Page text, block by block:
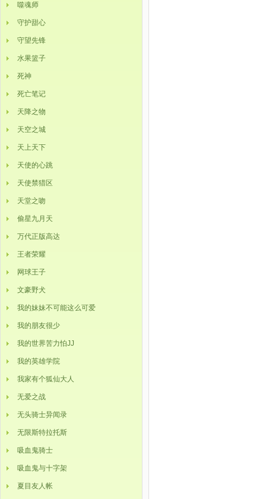
噬魂师
守护甜心
守望先锋
水果篮子
死神
死亡笔记
天降之物
天空之城
天上天下
天使的心跳
天使禁猎区
天堂之吻
偷星九月天
万代正版高达
王者荣耀
网球王子
文豪野犬
我的妹妹不可能这么可爱
我的朋友很少
我的世界苦力怕JJ
我的英雄学院
我家有个狐仙大人
无爱之战
无头骑士异闻录
无限斯特拉托斯
吸血鬼骑士
吸血鬼与十字架
夏目友人帐